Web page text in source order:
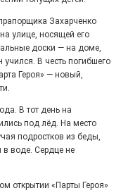
приглашает кЗахарченко
улице, носящей его
доски — на доме,
В честь погибшего
Героя» — новый,
В тот день на
под лёд. На место
подростков из беды,
в воде. Сердце не
открытии «Парты Героя»